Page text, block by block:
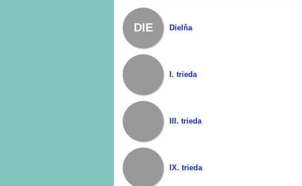
DIE Dielňa
I. trieda
III. trieda
IX. trieda